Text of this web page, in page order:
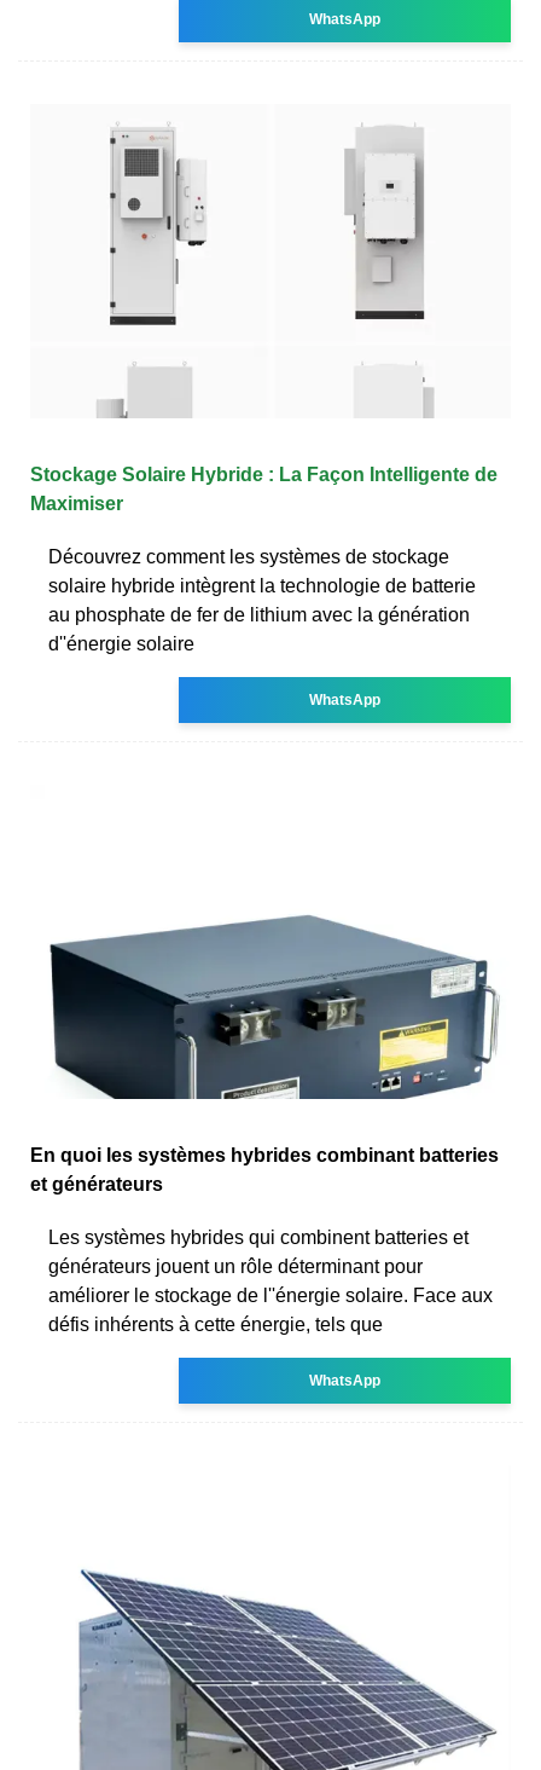
WhatsApp
Stockage Solaire Hybride : La Façon Intelligente de
Maximiser
Découvrez comment les systèmes de stockage
solaire hybride intègrent la technologie de batterie
au phosphate de fer de lithium avec la génération
d''énergie solaire
WhatsApp
En quoi les systèmes hybrides combinant batteries
et générateurs
Les systèmes hybrides qui combinent batteries et
générateurs jouent un rôle déterminant pour
améliorer le stockage de l''énergie solaire. Face aux
défis inhérents à cette énergie, tels que
WhatsApp